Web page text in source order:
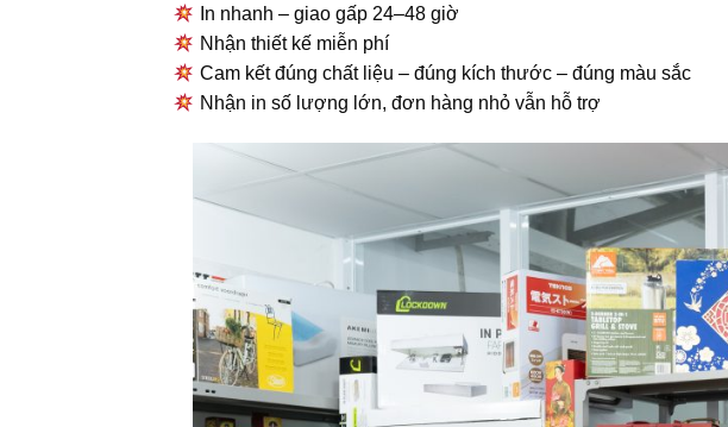
In nhanh – giao gấp 24–48 giờ
Nhận thiết kế miễn phí
Cam kết đúng chất liệu – đúng kích thước – đúng màu sắc
Nhận in số lượng lớn, đơn hàng nhỏ vẫn hỗ trợ